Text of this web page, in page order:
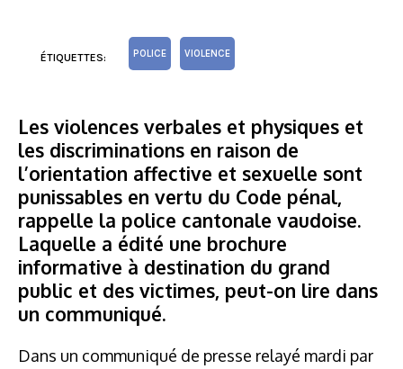
ÉTIQUETTES: POLICE VIOLENCE
Les violences verbales et physiques et
les discriminations en raison de
l’orientation affective et sexuelle sont
punissables en vertu du Code pénal,
rappelle la police cantonale vaudoise.
Laquelle a édité une brochure
informative à destination du grand
public et des victimes, peut-on lire dans
un communiqué.
Dans un communiqué de presse relayé mardi par